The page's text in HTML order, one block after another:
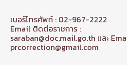
เบอร์โทรศัพท์ : 02-967-2222
Email ติดต่อราชการ :
saraban@doc.mail.go.th และ
prcorrection@gmail.com